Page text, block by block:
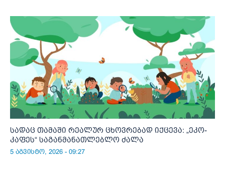
სადაც თამაში რეალურ ცხოვრებად იქცევა: „ეკო-
კაფეს“ საგანმანათლებლო ძალა
5 აგვისტო, 2026 - 09:27